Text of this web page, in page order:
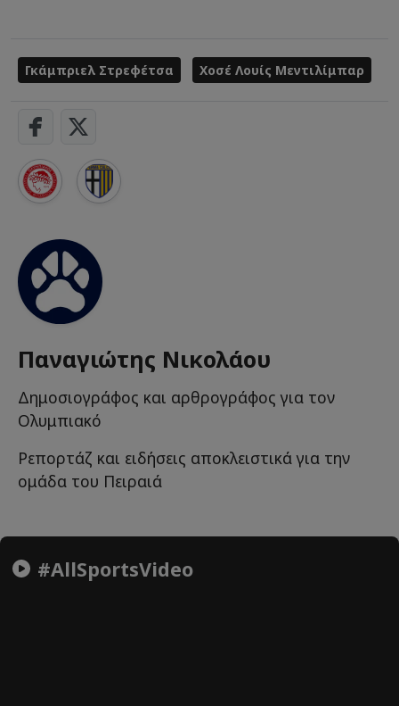
Γκάμπριελ Στρεφέτσα Χοσέ Λουίς Μεντιλίμπαρ
Παναγιώτης Νικολάου
Δημοσιογράφος και αρθρογράφος για τον
Ολυμπιακό
Ρεπορτάζ και ειδήσεις αποκλειστικά για την
ομάδα του Πειραιά
#AllSportsVideo